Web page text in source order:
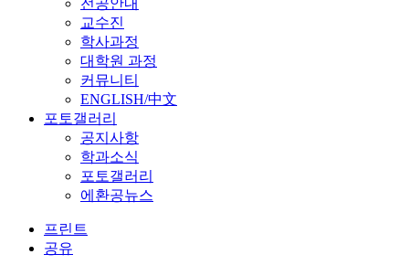
교수진
학사과정
대학원 과정
커뮤니티
ENGLISH/中文
포토갤러리
공지사항
학과소식
포토갤러리
에환공뉴스
프린트
공유